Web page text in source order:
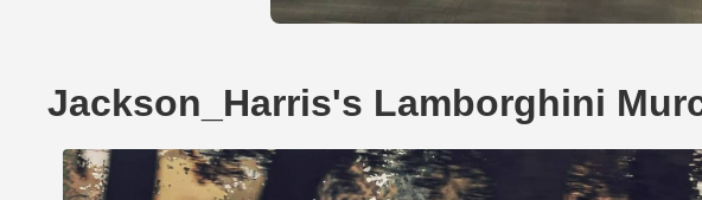
Jackson_Harris's Lamborghini